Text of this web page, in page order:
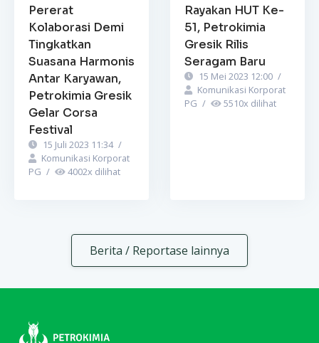
Pererat
Kolaborasi Demi
Tingkatkan
Suasana Harmonis
Antar Karyawan,
Petrokimia Gresik
Gelar Corsa
Festival
15 Juli 2023 11:34 /
Komunikasi Korporat
PG / 4002x dilihat
Rayakan HUT Ke-
51, Petrokimia
Gresik Rilis
Seragam Baru
15 Mei 2023 12:00 /
Komunikasi Korporat
PG / 5510x dilihat
Berita / Reportase lainnya